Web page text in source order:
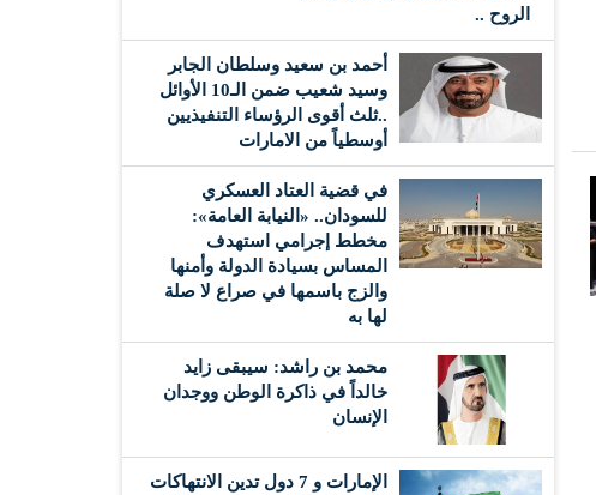
الروح ..
أحمد بن سعيد وسلطان الجابر
وسيد شعيب ضمن الـ10 الأوائل
..ثلث أقوى الرؤساء التنفيذيين
أوسطياً من الامارات
في قضية العتاد العسكري
للسودان.. «النيابة العامة»:
مخطط إجرامي استهدف
المساس بسيادة الدولة وأمنها
والزج باسمها في صراع لا صلة
لها به
محمد بن راشد: سيبقى زايد
خالداً في ذاكرة الوطن ووجدان
الإنسان
الإمارات و 7 دول تدين الانتهاكات